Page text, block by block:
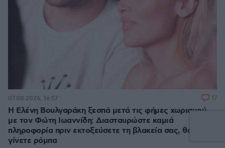
Η Ελένη Βουλγαράκη ξεσπά μετά τις φήμες χωρισμού
με τον Φώτη Ιωαννίδη: Διασταυρώστε καμιά
πληροφορία πριν εκτοξεύσετε τη βλακεία σας, θα
γίνετε ρόμπα
07.08.2026, 16:57 17